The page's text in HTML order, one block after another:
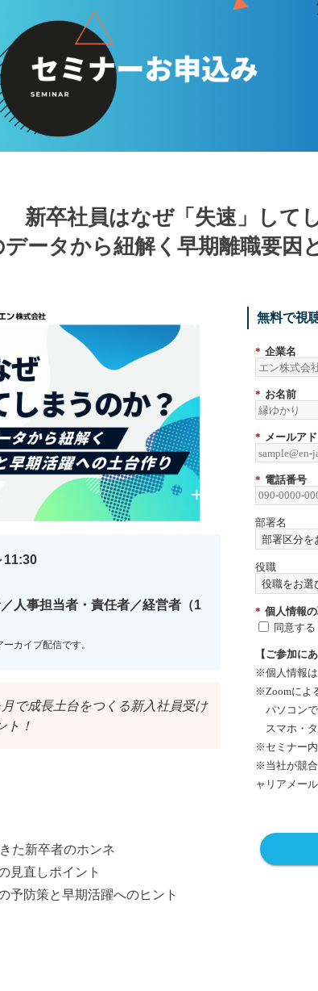
新卒社員はなぜ「失速」して
データから紐解く早期離職要因
11:30
人事担当者・責任者／経営者（1
カイブ配信です。
で成長土台をつくる新入社員受け
ト！
た新卒者のホンネ
見直しポイント
予防策と早期活躍へのヒント
無料で視
* 企業名
* お名前
* メールア
* 電話番号
部署名
役職
* 個人情報
同意する
【ご参加に
※個人情報
※Zoomによ
パソコンで
スマホ・タ
※セミナー内
※ 当社が競
ャリアメー